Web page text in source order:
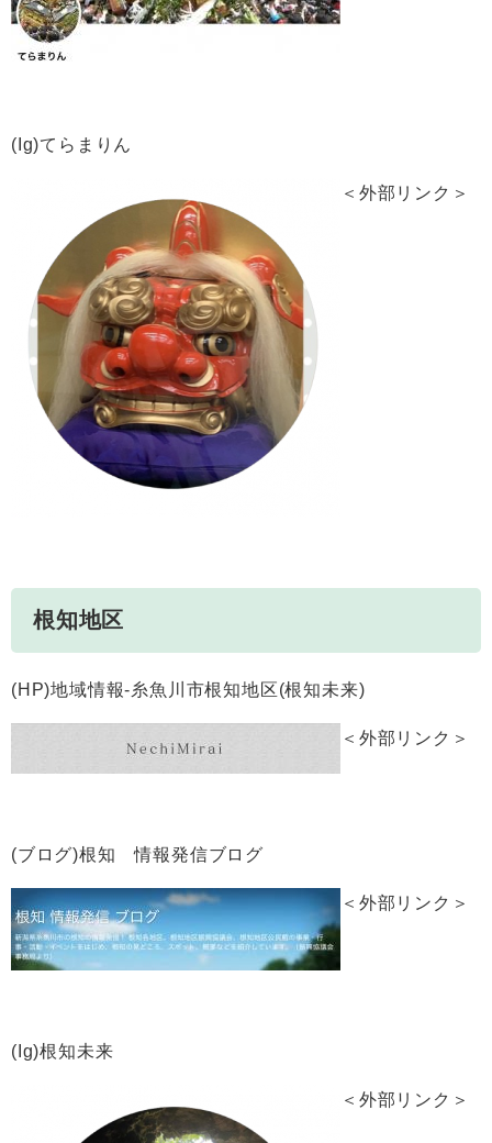
(Ig)てらまりん
＜外部リンク＞
根知地区
(HP)地域情報‐糸魚川市根知地区(根知未来)
＜外部リンク＞
(ブログ)根知 情報発信ブログ
＜外部リンク＞
(Ig)根知未来
＜外部リンク＞